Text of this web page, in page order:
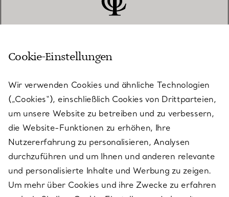
KUNDENSERVICE
SERVICES
ÜBER TIFFANY & CO.
RECHTLICHE HINWEISE
Cookie-Einstellungen
Wir verwenden Cookies und ähnliche Technologien
(„Cookies“), einschließlich Cookies von Drittparteien,
um unsere Website zu betreiben und zu verbessern,
die Website-Funktionen zu erhöhen, Ihre
Nutzererfahrung zu personalisieren, Analysen
durchzuführen und um Ihnen und anderen relevante
und personalisierte Inhalte und Werbung zu zeigen.
Um mehr über Cookies und ihre Zwecke zu erfahren